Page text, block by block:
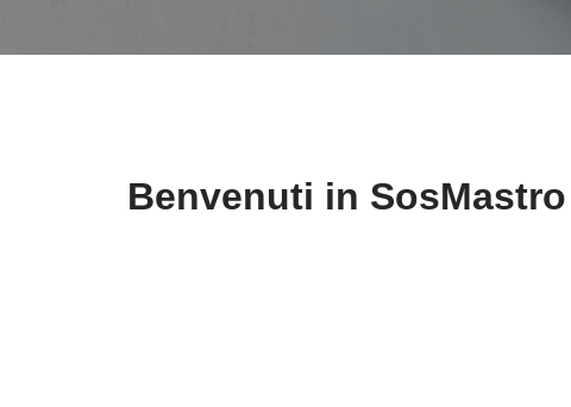
Benvenuti in